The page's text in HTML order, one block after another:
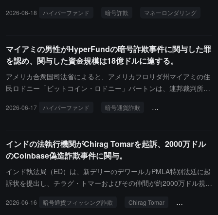
を強調しています。Coinbase は同時にユーザーに対し、プラット
セットリンクを求めることもないと警告し、ユーザーには公式アプ
リ内のチャネルを通じてのみカスタマーサービスに連絡するように
勧めています。また、ますます複雑化する暗号資産詐欺行為に対処
するために、詐欺防止メカニズム、ユーザー教育、法執行機関との
判所で無許可送金業務の共謀に関する罪を認めました。56歳のバー
ンダリングし、個人で少なくとも785万ドルを得ていたことを認め
ました。ハイパーファンドは投資家に対し、毎日0.5%から1%の受
動的なリターンを約束し、大規模な暗号マイニング事業からのもの
であると主張しましたが、実際にはそのようなマイニング事業は存
捕され、当時はアラブ首長国連邦行きの片道チケットを所持してお
その後、電気通信詐欺、マネーロンダリングなどを含む11件に増え
ました。この認罪は共謀の起訴にのみ関連しており、最高刑は5年
で、判決は7月23日に決定される予定です。ハイパーファンドの共
同創設者、シュー「サム・リー」リーは依然として逃亡中で、別の
た。
2026-06-18 ハイパーファンド 暗号詐欺 マネーロンダリング
マイアミの男性がHyperFundの暗号詐欺事件に関与した罪
を認め、関与した資金規模は18億ドルに達する。
アメリカ合衆国司法省によると、アメリカフロリダ州マイアミの住
民ロドニー「ビットコイン・ロドニー」バートンは、連邦裁判所で
とを認めました。この事件の関与額は約18億ドルです。アメリカ合
トワークを構成していると述べています。バートンは最大で5年の
連邦刑務所に直面する可能性があり、判決公判は7月23日に行われ
る予定です。法執行機関は、この事件がIRS刑事調査部門と国土安
全保障調査局によって共同で捜査されていると発表しました。
2026-06-17 ハイパーファンド 暗号通貨詐欺 ロドニー・バートン
インドの法執行機関がChirag Tomarを起訴、2000万ドル
のCoinbase偽造詐欺事件に関与。
インド執法局（ED）は、新デリーのデワールカPMLA特別法廷に起
訴状を提出し、チラグ・トマーおよびその仲間が約2000万ドル規模
した。調査によると、このグループはSEOを利用して高仿「Coinba
2026-06-16 暗号通貨フィッシング詐欺 Chirag Tomar マネーロンダ